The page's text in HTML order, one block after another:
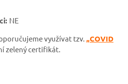
NE
využívat tzv. „COVID
zelený certifikát.